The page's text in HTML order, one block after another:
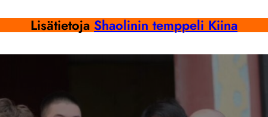
Lisätietoja Shaolinin temppeli Kiina